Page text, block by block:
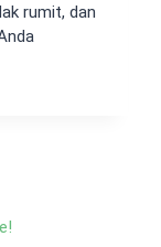
rumit, dan